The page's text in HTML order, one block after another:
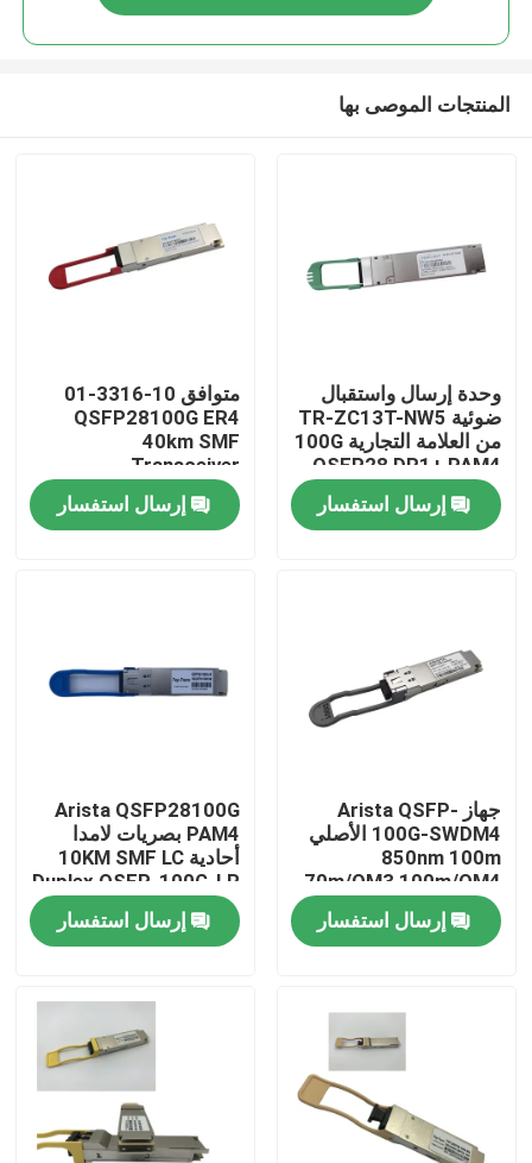
مسكن
جولة في المعمل
اتصل بنا
أخبار
وحدة بصرية 400G/800G
وحدة 100G QSFP28
المنتجات الموصى بها
وحدة إرسال واستقبال
ضوئية TR-ZC13T-NW5
من العلامة التجارية 100G
QSFP28 DR1+ PAM4
500M
إرسال استفسار
متوافق 10-3316-01
QSFP28100G ER4
40km SMF
Transceiver
إرسال استفسار
جهاز Arista QSFP-
100G-SWDM4 الأصلي
850nm 100m
70m/OM3 100m/OM4
ناقل MMF مزدوج
إرسال استفسار
Arista QSFP28100G
PAM4 بصريات لامدا
أحادية 10KM SMF LC
Duplex QSFP-100G-LR
إرسال استفسار